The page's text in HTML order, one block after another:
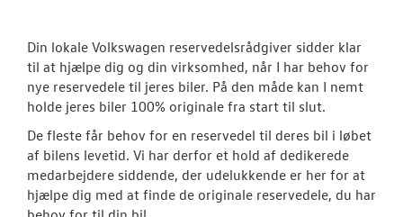
RESERVEDELE
Originale
TILBEHØR
Din lokale Volkswagen reservedelsrådgiver sidder klar
til at hjælpe dig og din virksomhed, når I har behov for
nye reservedele til jeres biler. På den måde kan I nemt
holde jeres biler 100% originale fra start til slut.
De fleste får behov for en reservedel til deres bil i løbet
af bilens levetid. Vi har derfor et hold af dedikerede
medarbejdere siddende, der udelukkende er her for at
hjælpe dig med at finde de originale reservedele, du har